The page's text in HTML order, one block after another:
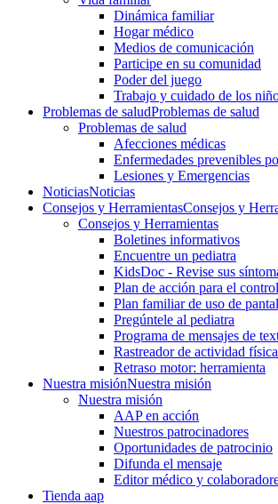
Dinámica familiar
Hogar médico
Medios de comunicación
Participe en su comunidad
Poder del juego
Trabajo y cuidado de los
Problemas de saludProblemas de salud
Problemas de salud
Afecciones médicas
Enfermedades prevenibles
Lesiones y Emergencias
NoticiasNoticias
Consejos y HerramientasConsejos y
Consejos y Herramientas
Boletines informativos
Encuentre un pediatra
KidsDoc - Revise sus
Plan de acción para el
Plan familiar de uso de
Pregúntele al pediatra
Programa de mensajes de
Rastre​​ador de activida​d física
Retraso motor: herramienta
Nuestra misiónNuestra misión
Nuestra misión
AAP en acción
Nuestros patrocinadores
Oportunidades de patrocinio
Difunda el mensaje
Editor médico y
Tienda aap